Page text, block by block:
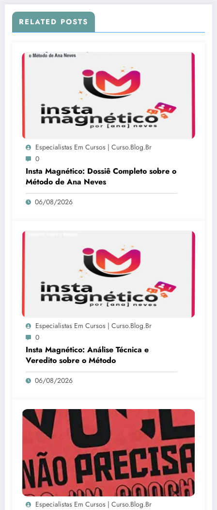
RELATED POSTS
Especialistas Em Cursos | Curso.blog.br
0
Insta Magnético: Dossiê Completo sobre o
Método de Ana Neves
06/08/2026
Especialistas Em Cursos | Curso.blog.br
0
Insta Magnético: Análise Técnica e
Veredito sobre o Método
06/08/2026
Especialistas Em Cursos | Curso.blog.br